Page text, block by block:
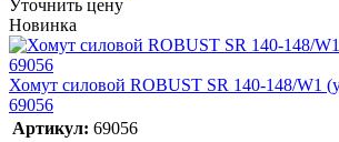
Уточнить цену
Новинка
Хомут силовой ROBUST SR 140-148/W1
69056
Артикул: 69056